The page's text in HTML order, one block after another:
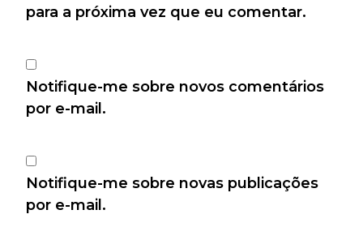
para a próxima vez que eu comentar.
Notifique-me sobre novos comentários
por e-mail.
Notifique-me sobre novas publicações
por e-mail.